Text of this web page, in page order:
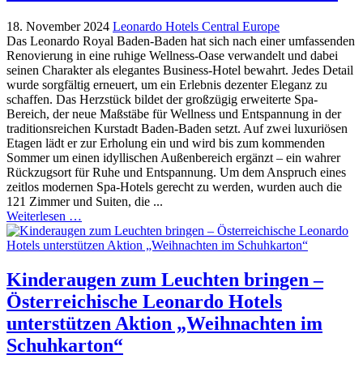
18. November 2024 Leonardo Hotels Central Europe
Das Leonardo Royal Baden-Baden hat sich nach einer umfassenden
Renovierung in eine ruhige Wellness-Oase verwandelt und dabei
seinen Charakter als elegantes Business-Hotel bewahrt. Jedes Detail
wurde sorgfältig erneuert, um ein Erlebnis dezenter Eleganz zu
schaffen. Das Herzstück bildet der großzügig erweiterte Spa-
Bereich, der neue Maßstäbe für Wellness und Entspannung in der
traditionsreichen Kurstadt Baden-Baden setzt. Auf zwei luxuriösen
Etagen lädt er zur Erholung ein und wird bis zum kommenden
Sommer um einen idyllischen Außenbereich ergänzt – ein wahrer
Rückzugsort für Ruhe und Entspannung. Um dem Anspruch eines
zeitlos modernen Spa-Hotels gerecht zu werden, wurden auch die
121 Zimmer und Suiten, die ...
Weiterlesen …
Kinderaugen zum Leuchten bringen –
Österreichische Leonardo Hotels
unterstützen Aktion „Weihnachten im
Schuhkarton“